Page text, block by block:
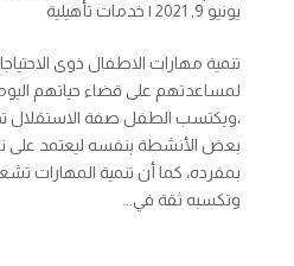
يونيو 9, 2021 | خدمات تأهيلية
تنمية مهارات الاطفال ذوى
لمساعدتهم على قضاء حياتهم
،ويكتسب الطفل صفة الاستقلال
بعض الأنشطة بنفسه ليعتمد على
بمفرده، كما أن تنمية المهارات
وتكسبه ثقة في...